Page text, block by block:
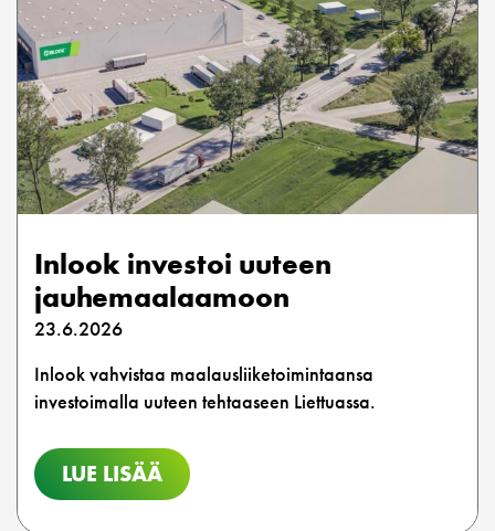
Inlook investoi uuteen
jauhemaalaamoon
23.6.2026
Inlook vahvistaa maalausliiketoimintaansa
investoimalla uuteen tehtaaseen Liettuassa.
LUE LISÄÄ